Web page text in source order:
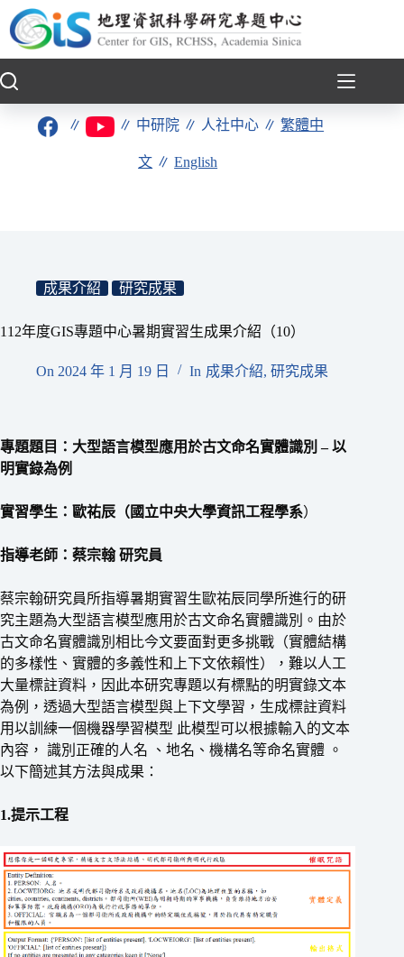
至
要
∥ ∥ 中研院 ∥ 人社中心 ∥繁體中
文 ∥English
成果介紹 研究成果
112年度GIS專題中心暑期實習生成果介紹（10）
On 2024 年 1 月 19 日 In 成果介紹, 研究成果
專題題目：大型語言模型應用於古文命名實體識別 – 以
明實錄為例
實習學生：歐祐辰（國立中央大學資訊工程學系）
指導老師：蔡宗翰 研究員
蔡宗翰研究員所指導暑期實習生歐祐辰同學所進行的研
究主題為大型語言模型應用於古文命名實體識別。由於
古文命名實體識別相比今文要面對更多挑戰（實體結構
的多樣性、實體的多義性和上下文依賴性），難以人工
大量標註資料，因此本研究專題以有標點的明實錄文本
為例，透過大型語言模型與上下文學習，生成標註資料
用以訓練一個機器學習模型 此模型可以根據輸入的文本
內容， 識別正確的人名 、地名、機構名等命名實體 。
以下簡述其方法與成果：
1.提示工程